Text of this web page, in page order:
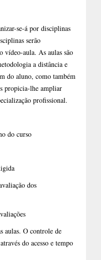
se-á por disciplinas
serão
vídeo-aula. As aulas são
a distância e
do aluno, como também
propicia-lhe ampliar
profissional.
do curso
dos
aulas. O controle de
do acesso e tempo